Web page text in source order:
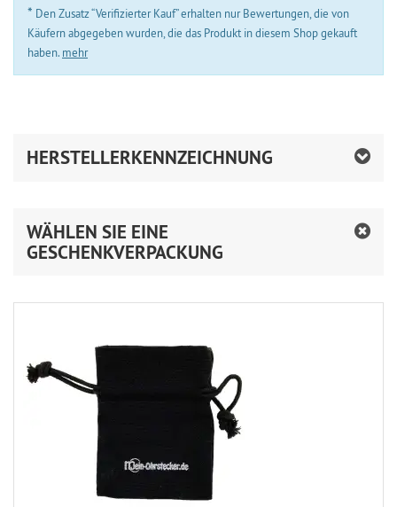
* Den Zusatz “Verifizierter Kauf” erhalten nur Bewertungen, die von
Käufern abgegeben wurden, die das Produkt in diesem Shop gekauft
haben. mehr
HERSTELLERKENNZEICHNUNG
WÄHLEN SIE EINE
GESCHENKVERPACKUNG